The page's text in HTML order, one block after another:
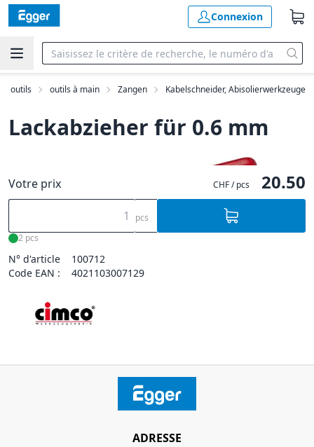
Connexion
outils outils à main Zangen Kabelschneider, Abisolierwerkzeuge
Lackabzieher für 0.6 mm
Votre prix CHF / pcs 20.50
pcs
2 pcs
N° d'article
100712
Code EAN :
4021103007129
ADRESSE